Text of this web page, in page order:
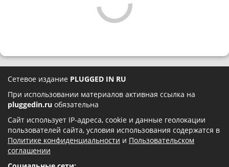
Сетевое издание PLUGGED IN RU
При использовании материалов активная ссылка на
pluggedin.ru обязательна
Сайт использует IP-адреса, cookie и данные геолокации
пользователей сайта, условия использования содержатся в
Политике конфиденциальности и Пользовательском
соглашении